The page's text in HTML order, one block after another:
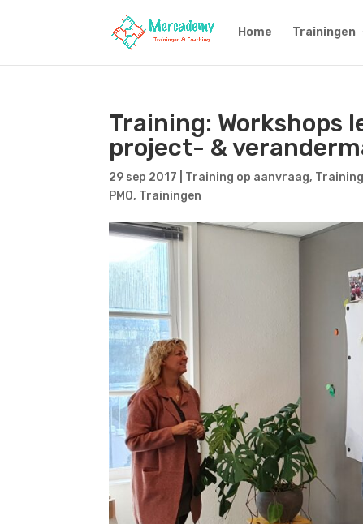
Home Trainingen
Training: Workshops
project- &
29 sep 2017 Training op aanvraag,
PMO, Trainingen